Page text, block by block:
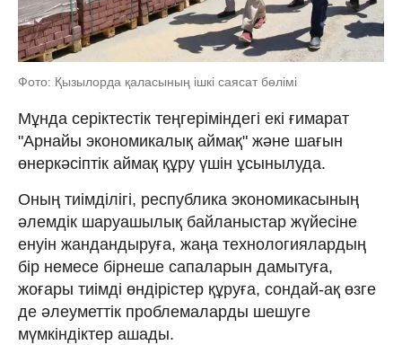
Фото: Қызылорда қаласының ішкі саясат бөлімі
Мұнда серіктестік теңгеріміндегі екі ғимарат
"Арнайы экономикалық аймақ" және шағын
өнеркәсіптік аймақ құру үшін ұсынылуда.
Оның тиімділігі, республика экономикасының
әлемдiк шаруашылық байланыстар жүйесiне
енуiн жандандыруға, жаңа технологиялардың
бiр немесе бiрнеше сапаларын дамытуға,
жоғары тиiмдi өндiрiстер құруға, сондай-ақ өзге
де әлеуметтiк проблемаларды шешуге
мүмкіндіктер ашады.